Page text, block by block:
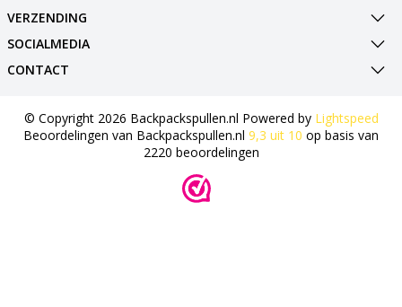
VERZENDING
SOCIALMEDIA
CONTACT
© Copyright 2026 Backpackspullen.nl Powered by Lightspeed
Beoordelingen van Backpackspullen.nl 9,3 uit 10 op basis van
2220 beoordelingen